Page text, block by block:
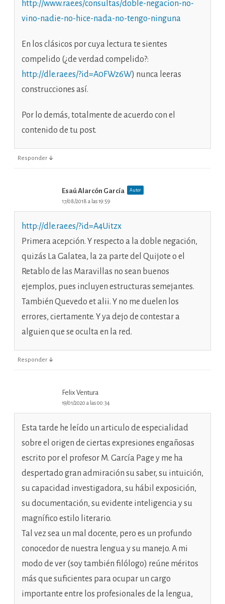
http://www.rae.es/consultas/doble-negacion-no-
vino-nadie-no-hice-nada-no-tengo-ninguna
En los clásicos por cuya lectura te sientes
compelido (¿de verdad compelido?:
http://dle.rae.es/?id=A0FWz6W) nunca leeras
construcciones así.
Por lo demás, totalmente de acuerdo con el
contenido de tu post.
Responder ↓
Esaú Alarcón García Autor
17/08/2018 a las 19:59
http://dle.rae.es/?id=A4Uitzx
Primera acepción. Y respecto a la doble negación,
quizás La Galatea, la 2a parte del Quijote o el
Retablo de las Maravillas no sean buenos
ejemplos, pues incluyen estructuras semejantes.
También Quevedo et alii. Y no me duelen los
errores, ciertamente. Y ya dejo de contestar a
alguien que se oculta en la red.
Responder ↓
Felix Ventura
19/01/2020 a las 00:34
Esta tarde he leído un articulo de especialidad
sobre el origen de ciertas expresiones engañosas
escrito por el profesor M. García Page y me ha
despertado gran admiración su saber, su intuición,
su capacidad investigadora, su hábil exposición,
su documentación, su evidente inteligencia y su
magnífico estilo literario.
Tal vez sea un mal docente, pero es un profundo
conocedor de nuestra lengua y su manejo. A mi
modo de ver (soy también filólogo) reúne méritos
más que suficientes para ocupar un cargo
importante entre los profesionales de la lengua,